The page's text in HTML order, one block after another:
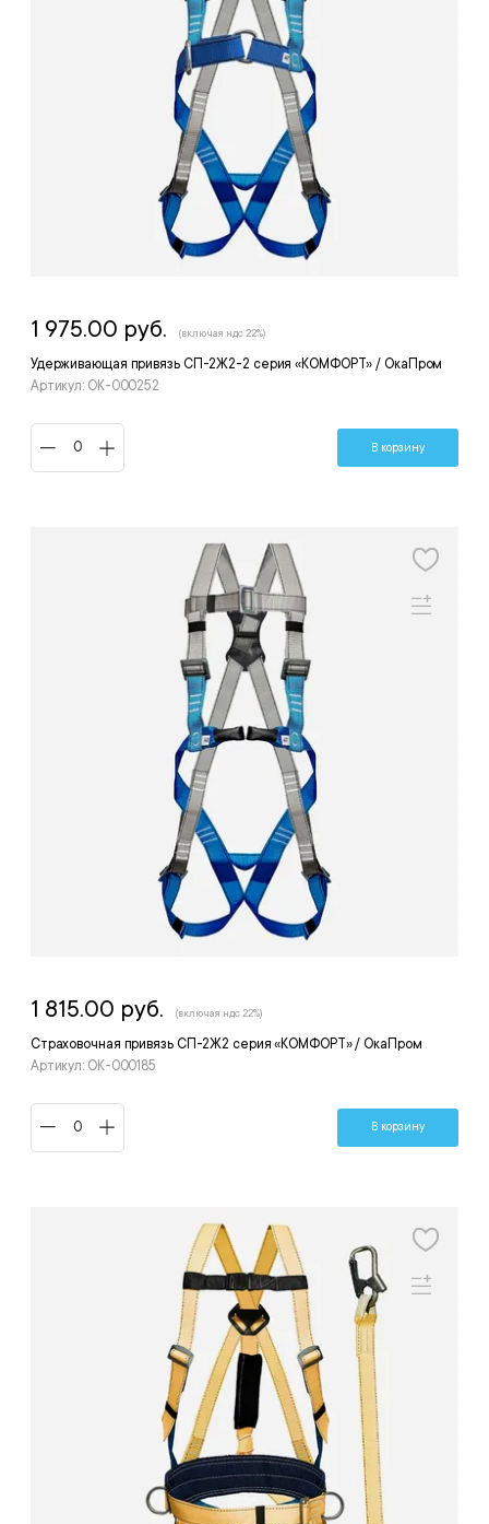
Удерживающая привязь СП-2Ж2-2 серия «КОМФОРТ» / ОкаПром
Артикул: ОК-000252
1 975.00 руб. (включая ндс 22%)
В корзину
Страховочная привязь СП-2Ж2 серия «КОМФОРТ» / ОкаПром
Артикул: ОК-000185
1 815.00 руб. (включая ндс 22%)
В корзину